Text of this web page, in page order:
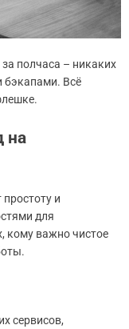
полчаса – никаких
бэкапами. Всё
на
и
для
кому важно чистое
сервисов,